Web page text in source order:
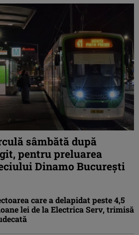
sâmbătă după
pentru preluarea
Dinamo București
care a delapidat peste 4,5
lei de la Electrica Serv, trimisă